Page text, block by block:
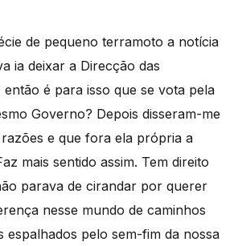
de pequeno terramoto a notícia
ia deixar a Direcção das
então é para isso que se vota pela
Governo? Depois disseram-me
e que fora ela própria a
mais sentido assim. Tem direito
parava de cirandar por querer
nesse mundo de caminhos
espalhados pelo sem-fim da nossa